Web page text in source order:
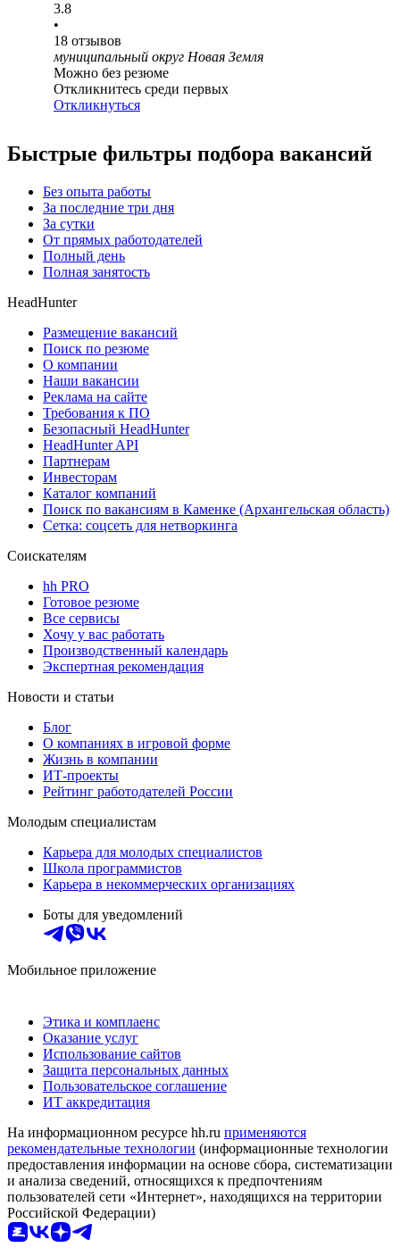
3.8
•
18 отзывов
муниципальный округ Новая Земля
Можно без резюме
Откликнитесь среди первых
Откликнуться
Быстрые фильтры подбора вакансий
Без опыта работы
За последние три дня
За сутки
От прямых работодателей
Полный день
Полная занятость
HeadHunter
Размещение вакансий
Поиск по резюме
О компании
Наши вакансии
Реклама на сайте
Требования к ПО
Безопасный HeadHunter
HeadHunter API
Партнерам
Инвесторам
Каталог компаний
Поиск по вакансиям в Каменке (Архангельская область)
Сетка: соцсеть для нетворкинга
Соискателям
hh PRO
Готовое резюме
Все сервисы
Хочу у вас работать
Производственный календарь
Экспертная рекомендация
Новости и статьи
Блог
О компаниях в игровой форме
Жизнь в компании
ИТ-проекты
Рейтинг работодателей России
Молодым специалистам
Карьера для молодых специалистов
Школа программистов
Карьера в некоммерческих организациях
Боты для уведомлений
Мобильное приложение
Этика и комплаенс
Оказание услуг
Использование сайтов
Защита персональных данных
Пользовательское соглашение
ИТ аккредитация
На информационном ресурсе hh.ru применяются
рекомендательные технологии (информационные технологии
предоставления информации на основе сбора, систематизации
и анализа сведений, относящихся к предпочтениям
пользователей сети «Интернет», находящихся на территории
Российской Федерации)